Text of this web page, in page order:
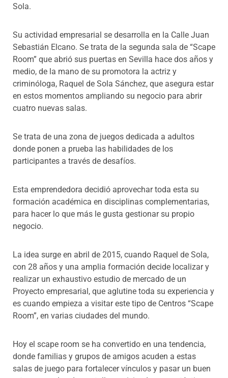
Sola.
Su actividad empresarial se desarrolla en la Calle Juan
Sebastián Elcano. Se trata de la segunda sala de “Scape
Room” que abrió sus puertas en Sevilla hace dos años y
medio, de la mano de su promotora la actriz y
criminóloga, Raquel de Sola Sánchez, que asegura estar
en estos momentos ampliando su negocio para abrir
cuatro nuevas salas.
Se trata de una zona de juegos dedicada a adultos
donde ponen a prueba las habilidades de los
participantes a través de desafíos.
Esta emprendedora decidió aprovechar toda esta su
formación académica en disciplinas complementarias,
para hacer lo que más le gusta gestionar su propio
negocio.
La idea surge en abril de 2015, cuando Raquel de Sola,
con 28 años y una amplia formación decide localizar y
realizar un exhaustivo estudio de mercado de un
Proyecto empresarial, que aglutine toda su experiencia y
es cuando empieza a visitar este tipo de Centros “Scape
Room”, en varias ciudades del mundo.
Hoy el scape room se ha convertido en una tendencia,
donde familias y grupos de amigos acuden a estas
salas de juego para fortalecer vínculos y pasar un buen